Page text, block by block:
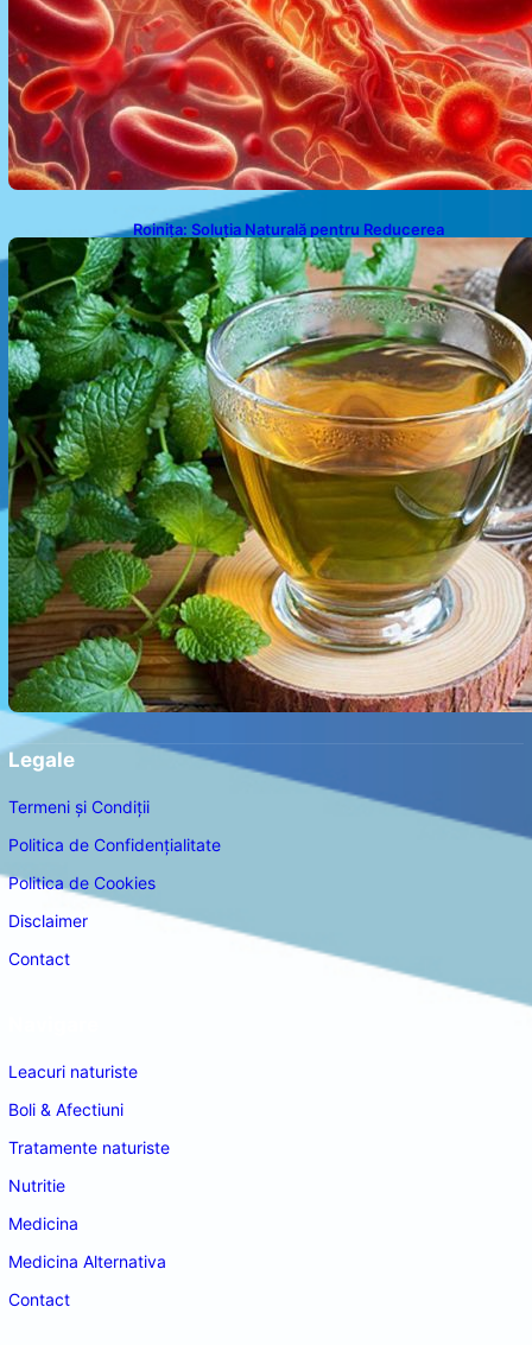
Roinița: Soluția Naturală pentru Reducerea
Cortizolului și Îmbunătățirea Somnului
Legale
Termeni și Condiții
Politica de Confidențialitate
Politica de Cookies
Disclaimer
Contact
Leacuri naturiste
Boli & Afectiuni
Tratamente naturiste
Nutritie
Medicina
Medicina Alternativa
Contact